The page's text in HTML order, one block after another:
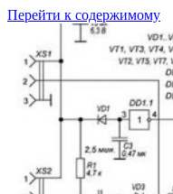
Перейти к содержимому